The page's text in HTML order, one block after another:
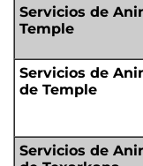
Servicios de
Temple
Servicios de
de Temple
Servicios de